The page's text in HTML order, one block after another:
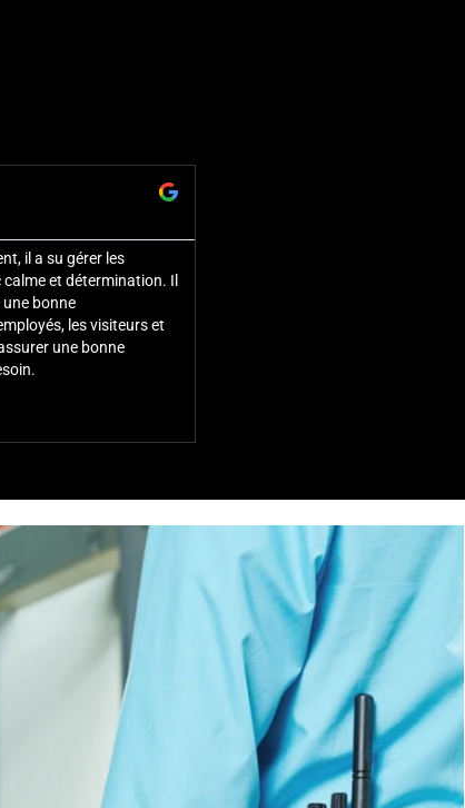
il a su gérer les
et détermination. Il
bonne
les visiteurs et
une bonne